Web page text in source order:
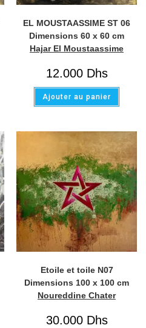
EL MOUSTAASSIME ST 06
Dimensions 60 x 60 cm
Hajar El Moustaassime
12.000Dhs
Ajouter au panier
Etoile et toile N07
Dimensions 100 x 100 cm
Noureddine Chater
30.000Dhs